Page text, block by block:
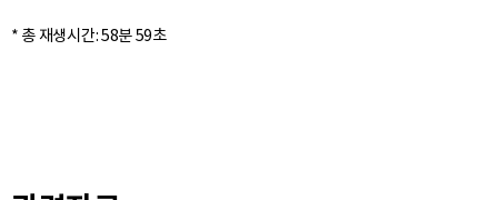
* 총 재생시간: 58분 59초